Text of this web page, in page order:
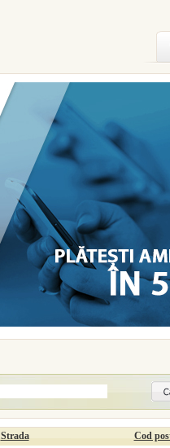
Strada
Cod